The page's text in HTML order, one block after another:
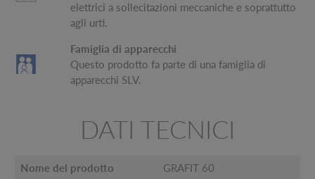
elettrici a sollecitazioni meccaniche e soprattutto
agli urti.
Famiglia di apparecchi
Questo prodotto fa parte di una famiglia di
apparecchi SLV.
DATI TECNICI
Nome del prodotto GRAFIT 60